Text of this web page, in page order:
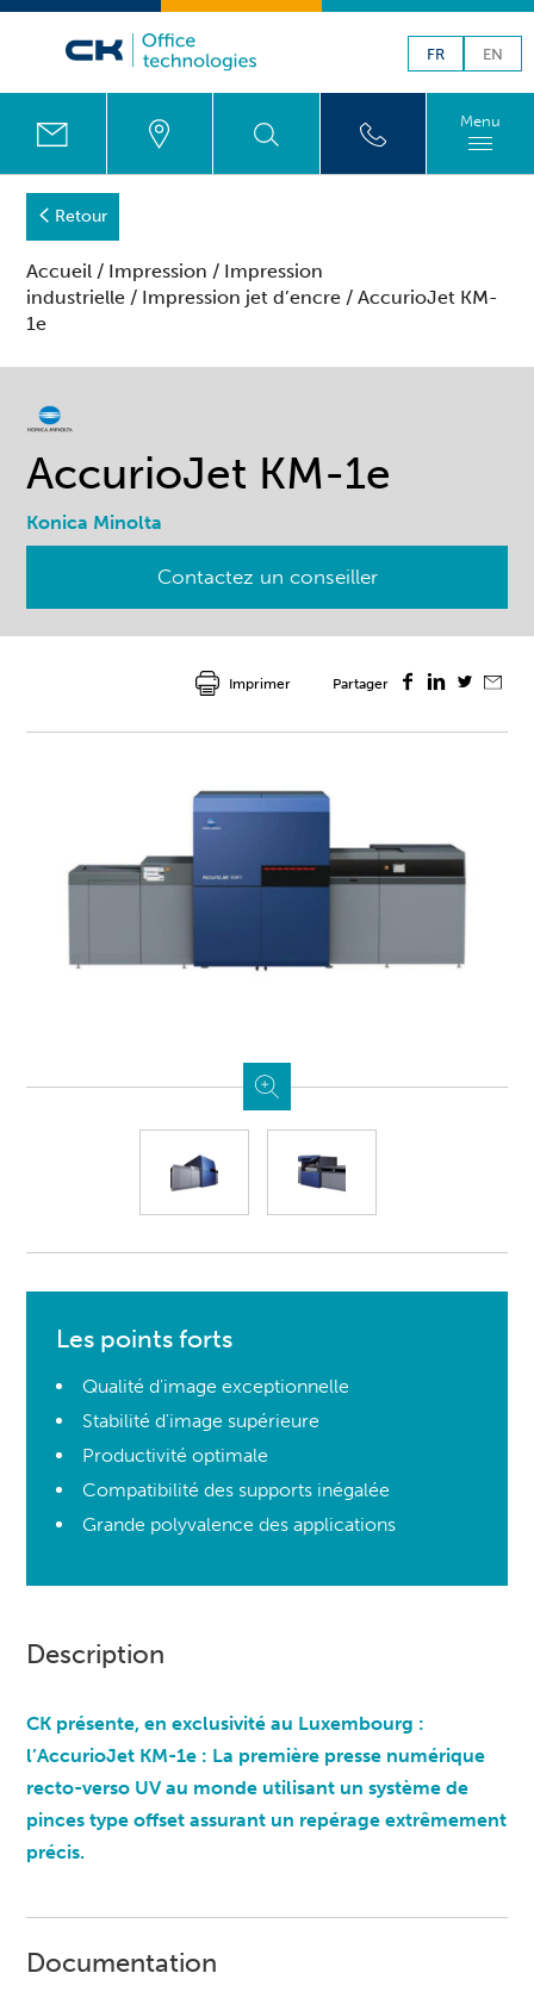
FR EN
Menu
Retour
Accueil / Impression / Impression
industrielle / Impression jet d’encre / AccurioJet KM-
1e
AccurioJet KM-1e
Konica Minolta
Contactez un conseiller
Partager
Imprimer
Les points forts
Qualité d'image exceptionnelle
Stabilité d'image supérieure
Productivité optimale
Compatibilité des supports inégalée
Grande polyvalence des applications
Description
CK présente, en exclusivité au Luxembourg :
l’AccurioJet KM-1e : La première presse numérique
recto-verso UV au monde utilisant un système de
pinces type offset assurant un repérage extrêmement
précis.
Documentation